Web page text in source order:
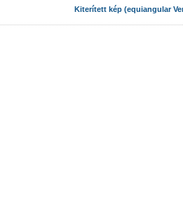
Kiterített kép (equiangular